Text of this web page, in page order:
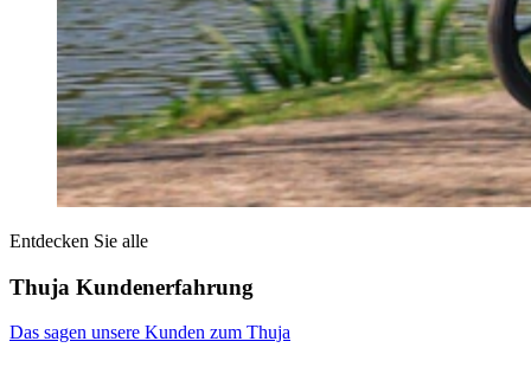
Entdecken Sie alle
Thuja Kundenerfahrung
Das sagen unsere Kunden zum Thuja